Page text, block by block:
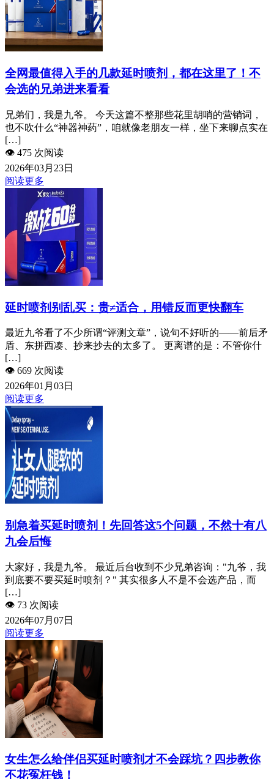
全网最值得入手的几款延时喷剂，都在这里了！不
会选的兄弟进来看看
兄弟们，我是九爷。 今天这篇不整那些花里胡哨的营销词，
也不吹什么“神器神药”，咱就像老朋友一样，坐下来聊点实在
[…]
👁️ 475 次阅读
2026年03月23日
阅读更多
延时喷剂别乱买：贵≠适合，用错反而更快翻车
最近九爷看了不少所谓“评测文章”，说句不好听的——前后矛
盾、东拼西凑、抄来抄去的太多了。 更离谱的是：不管你什
[…]
👁️ 669 次阅读
2026年01月03日
阅读更多
别急着买延时喷剂！先回答这5个问题，不然十有八
九会后悔
大家好，我是九爷。 最近后台收到不少兄弟咨询："九爷，我
到底要不要买延时喷剂？" 其实很多人不是不会选产品，而
[…]
👁️ 73 次阅读
2026年07月07日
阅读更多
女生怎么给伴侣买延时喷剂才不会踩坑？四步教你
不花冤枉钱！